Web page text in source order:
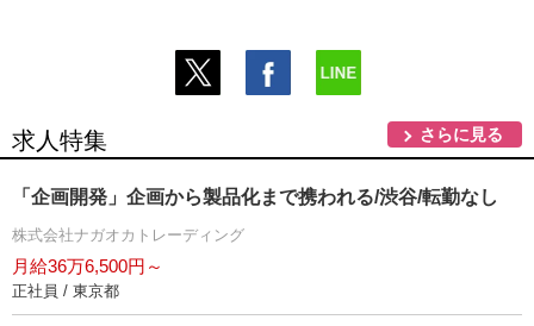
求人特集 さらに見る
「企画開発」企画から製品化まで携われる/渋谷/転勤なし
株式会社ナガオカトレーディング
月給36万6,500円～
正社員 / 東京都